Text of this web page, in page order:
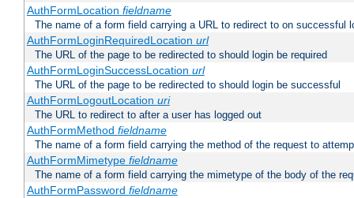
AuthFormLocation fieldname
The name of a form field carrying a URL to redirect to on successful
AuthFormLoginRequiredLocation url
The URL of the page to be redirected to should login be required
AuthFormLoginSuccessLocation url
The URL of the page to be redirected to should login be successful
AuthFormLogoutLocation uri
The URL to redirect to after a user has logged out
AuthFormMethod fieldname
The name of a form field carrying the method of the request to
AuthFormMimetype fieldname
The name of a form field carrying the mimetype of the body of the
AuthFormPassword fieldname